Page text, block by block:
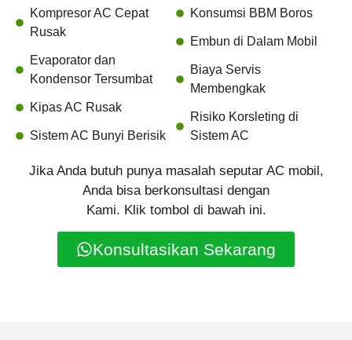
Kompresor AC Cepat
Rusak
Evaporator dan
Kondensor Tersumbat
Kipas AC Rusak
Sistem AC Bunyi Berisik
Konsumsi BBM Boros
Embun di Dalam Mobil
Biaya Servis
Membengkak
Risiko Korsleting di
Sistem AC
Jika Anda butuh punya masalah seputar AC mobil,
Anda bisa berkonsultasi dengan
Kami. Klik tombol di bawah ini.
Konsultasikan Sekarang